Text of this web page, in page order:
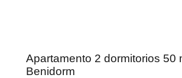
Apartamento 2 dormitorios 50
Benidorm